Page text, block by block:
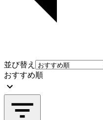
並び替え
おすすめ順